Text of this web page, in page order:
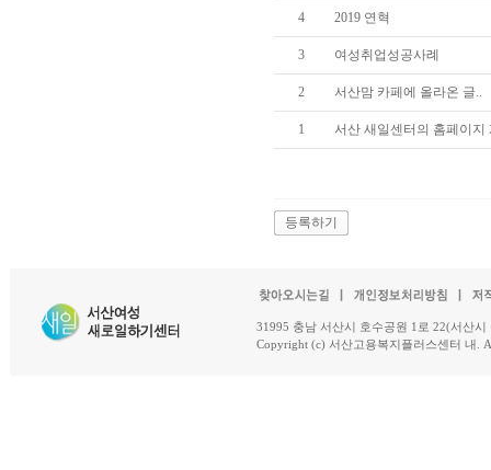
4 2019 연혁
3 여성취업성공사례
2 서산맘 카페에 올라온 글..
1 서산 새일센터의 홈페이
등록하기
31995 충남 서산시 호수공원 1로 22(서산
Copyright (c) 서산고용복지플러스센터 내.